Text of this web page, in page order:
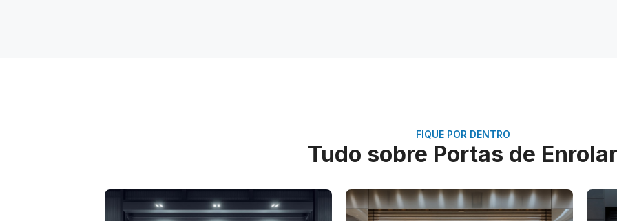
FIQUE POR DENTRO
Tudo sobre Portas de Enrolar